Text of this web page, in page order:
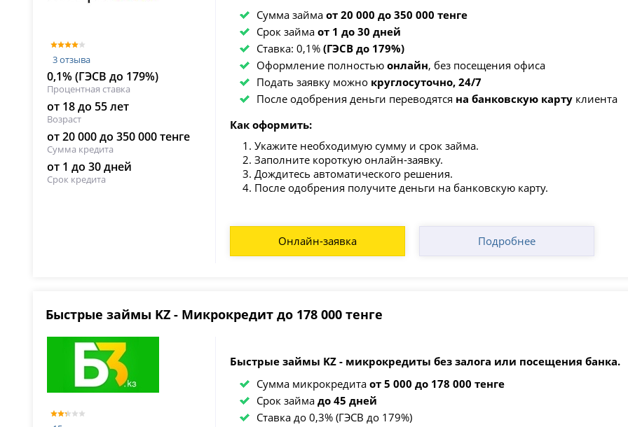
3 отзыва
0,1% (ГЭСВ до 179%)
Процентная ставка
от 18 до 55 лет
Возраст
от 20 000 до 350 000 тенге
Сумма кредита
от 1 до 30 дней
Срок кредита
Сумма займа от 20 000 до 350 000 тенге
Срок займа от 1 до 30 дней
Ставка: 0,1% (ГЭСВ до 179%)
Оформление полностью онлайн, без посещения офиса
Подать заявку можно круглосуточно, 24/7
После одобрения деньги переводятся на банковскую картуклиента
Как оформить:
Укажите необходимую сумму и срок займа.
Заполните короткую онлайн-заявку.
Дождитесь автоматического решения.
После одобрения получите деньги на банковскую карту.
Онлайн-заявка Подробнее
Быстрые займы KZ - Микрокредит до 178 000 тенге
Быстрые займы KZ - микрокредиты без залога или посещения банка.
Сумма микрокредитаот 5 000 до 178 000 тенге
Срок займа до 45 дней
Ставка до 0,3% (ГЭСВ до 179%)